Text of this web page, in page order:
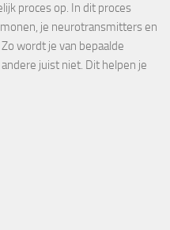
proces op. In dit proces
je neurotransmitters en
wordt je van bepaalde
juist niet. Dit helpen je